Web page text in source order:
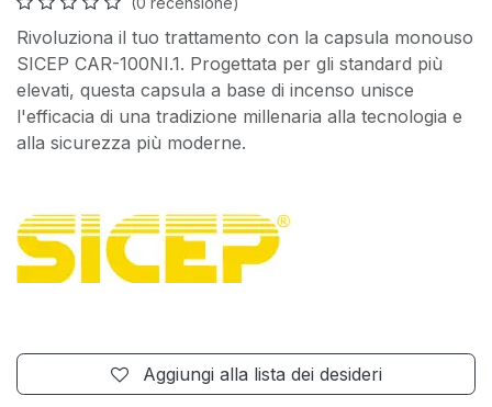
Rivoluziona il tuo trattamento con la capsula monouso
SICEP CAR-100NI.1. Progettata per gli standard più
elevati, questa capsula a base di incenso unisce
l'efficacia di una tradizione millenaria alla tecnologia e
alla sicurezza più moderne.
Aggiungi alla lista dei desideri